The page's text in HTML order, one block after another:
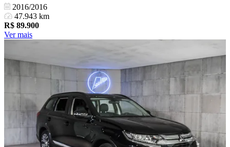
2016/2016
47.943 km
R$ 89.900
Ver mais